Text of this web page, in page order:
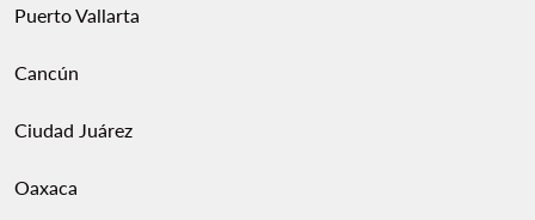
Puerto Vallarta
Cancún
Ciudad Juárez
Oaxaca